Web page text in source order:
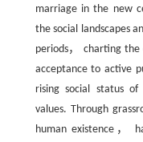
marriage in the new
the social landscapes
periods， charting the
acceptance to active
rising social status
values. Through
human existence，